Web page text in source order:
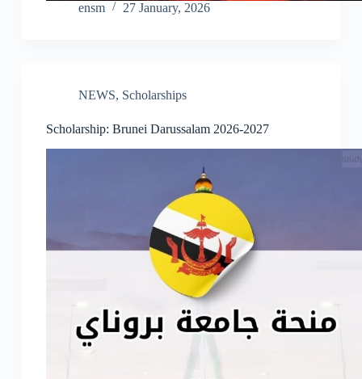
ensm 27 January, 2026
NEWS, Scholarships
Scholarship: Brunei Darussalam 2026-2027